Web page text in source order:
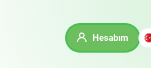
Hesabım